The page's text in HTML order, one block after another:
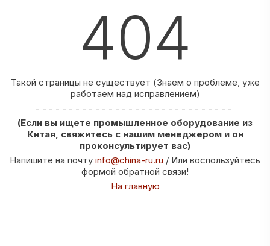
404
Такой страницы не существует (Знаем о проблеме, уже
работаем над исправлением)
- - - - - - - - - - - - - - - - - - - - - - - - - - - - - -
(Если вы ищете промышленное оборудование из
Китая, свяжитесь с нашим менеджером и он
проконсультирует вас)
Напишите на почту info@china-ru.ru / Или воспользуйтесь
формой обратной связи!
На главную